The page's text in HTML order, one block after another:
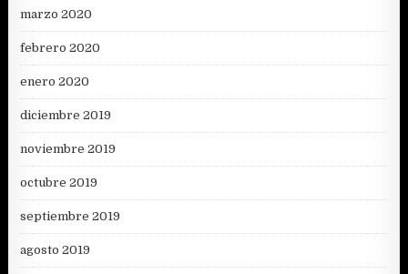
marzo 2020
febrero 2020
enero 2020
diciembre 2019
noviembre 2019
octubre 2019
septiembre 2019
agosto 2019